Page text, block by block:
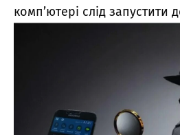
комп’ютері слід запустити